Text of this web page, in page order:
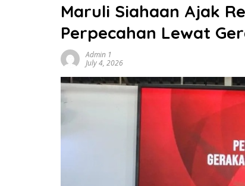
Maruli Siahaan Ajak
Perpecahan Lewat
Admin 1
July 4, 2026